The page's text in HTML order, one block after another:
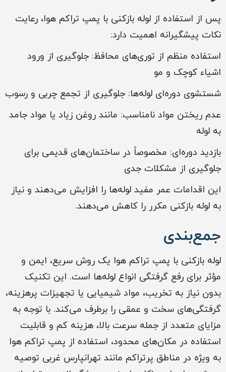
پس از استفاده از لوله بازکنی با پمپ تراکم هوا، رعایت
نکات پیشگیرانه اهمیت دارد:
استفاده منظم از توری‌های محافظ: جلوگیری از ورود
اشیاء کوچک و مو
شستشوی دوره‌ای لوله‌ها: جلوگیری از تجمع چربی و رسوب
عدم ریختن مواد نامناسب: مانند روغن زیاد یا مواد جامد
به لوله
بازدید دوره‌ای: مخصوصاً در ساختمان‌های قدیمی برای
جلوگیری از مشکلات جدی
این اقدامات عمر مفید لوله‌ها را افزایش می‌دهند و نیاز
به لوله بازکنی مکرر را کاهش می‌دهند.
جمع‌بندی
لوله بازکنی با پمپ تراکم هوا یک روش سریع، ایمن و
مؤثر برای رفع گرفتگی انواع لوله‌ها است. این تکنیک
بدون نیاز به تخریب، مواد شیمیایی یا تجهیزات پرهزینه،
گرفتگی‌های سخت و عمقی را برطرف می‌کند. با توجه به
مزایای متعدد از جمله سرعت بالا، هزینه کم و قابلیت
استفاده در مکان‌های محدود، استفاده از پمپ تراکم هوا
به ویژه در مناطق پرتراکم مانند تهرانپارس غربی توصیه